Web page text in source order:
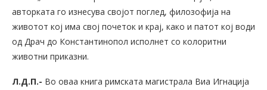
авторката го изнесува својот поглед, филозофија на
животот кој има свој почеток и крај, како и патот кој води
од Драч до Константинопол исполнет со колоритни
животни приказни.
Л.Д.П.- Во оваа книга римската магистрала Виа Игнација